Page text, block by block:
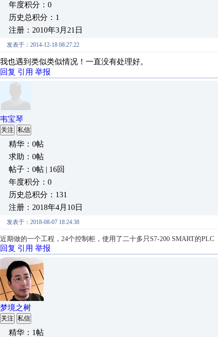
年度积分：0
历史总积分：1
注册：2010年3月21日
发表于：2014-12-18 08:27:22
我也遇到类似类似情况！一直没有处理好。
回复 引用 举报
韦宝琴
关注 私信
精华：0帖
求助：0帖
帖子：0帖 | 16回
年度积分：0
历史总积分：131
注册：2018年4月10日
发表于：2018-08-07 18:24:38
近期做的一个工程，24个控制柜，使用了二十多只S7-200 SMART的PLC
回复 引用 举报
梦境之树
关注 私信
精华：1帖